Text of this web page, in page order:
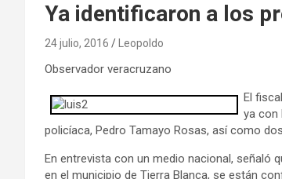
Ya identificaron a los
24 julio, 2016 Leopoldo
Observador veracruzano
El
ya con
policíaca, Pedro Tamayo Rosas, así como
En entrevista con un medio nacional, señaló
en el municipio de Tierra Blanca, se están